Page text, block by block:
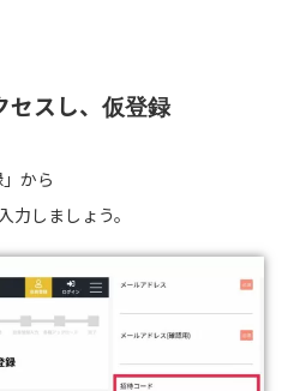
スし、 仮登録
から
力しましょう。